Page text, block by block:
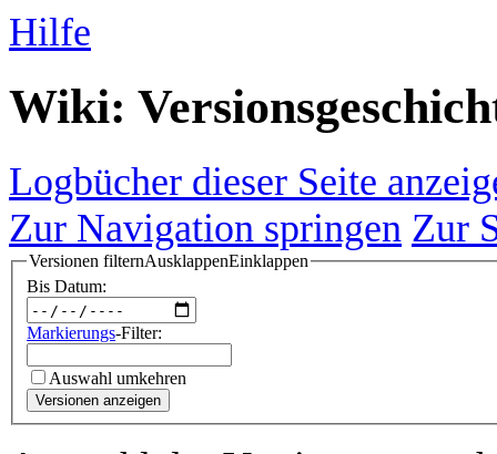
Hilfe
Wiki:
Logbücher dieser Seite
Zur Navigation springen Zur
Versionen filternAusklappenEinklappen
Bis Datum:
Markierungs-Filter:
Auswahl umkehren
Versionen anzeigen